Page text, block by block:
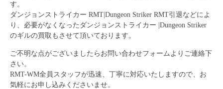
す。
ダンジョンストライカー RMT|Dungeon Striker RMT引退などによ
り、必要がなくなった ダンジョンストライカー |Dungeon Striker
のギルの買取もさせて頂いております。
ご不明な点がございましたらお問い合わせフォームよりご連絡下
さい。
RMT-WM全員スタッフが迅速、丁寧に対応いたしますので、お
気軽にお申し込みくださいませ。